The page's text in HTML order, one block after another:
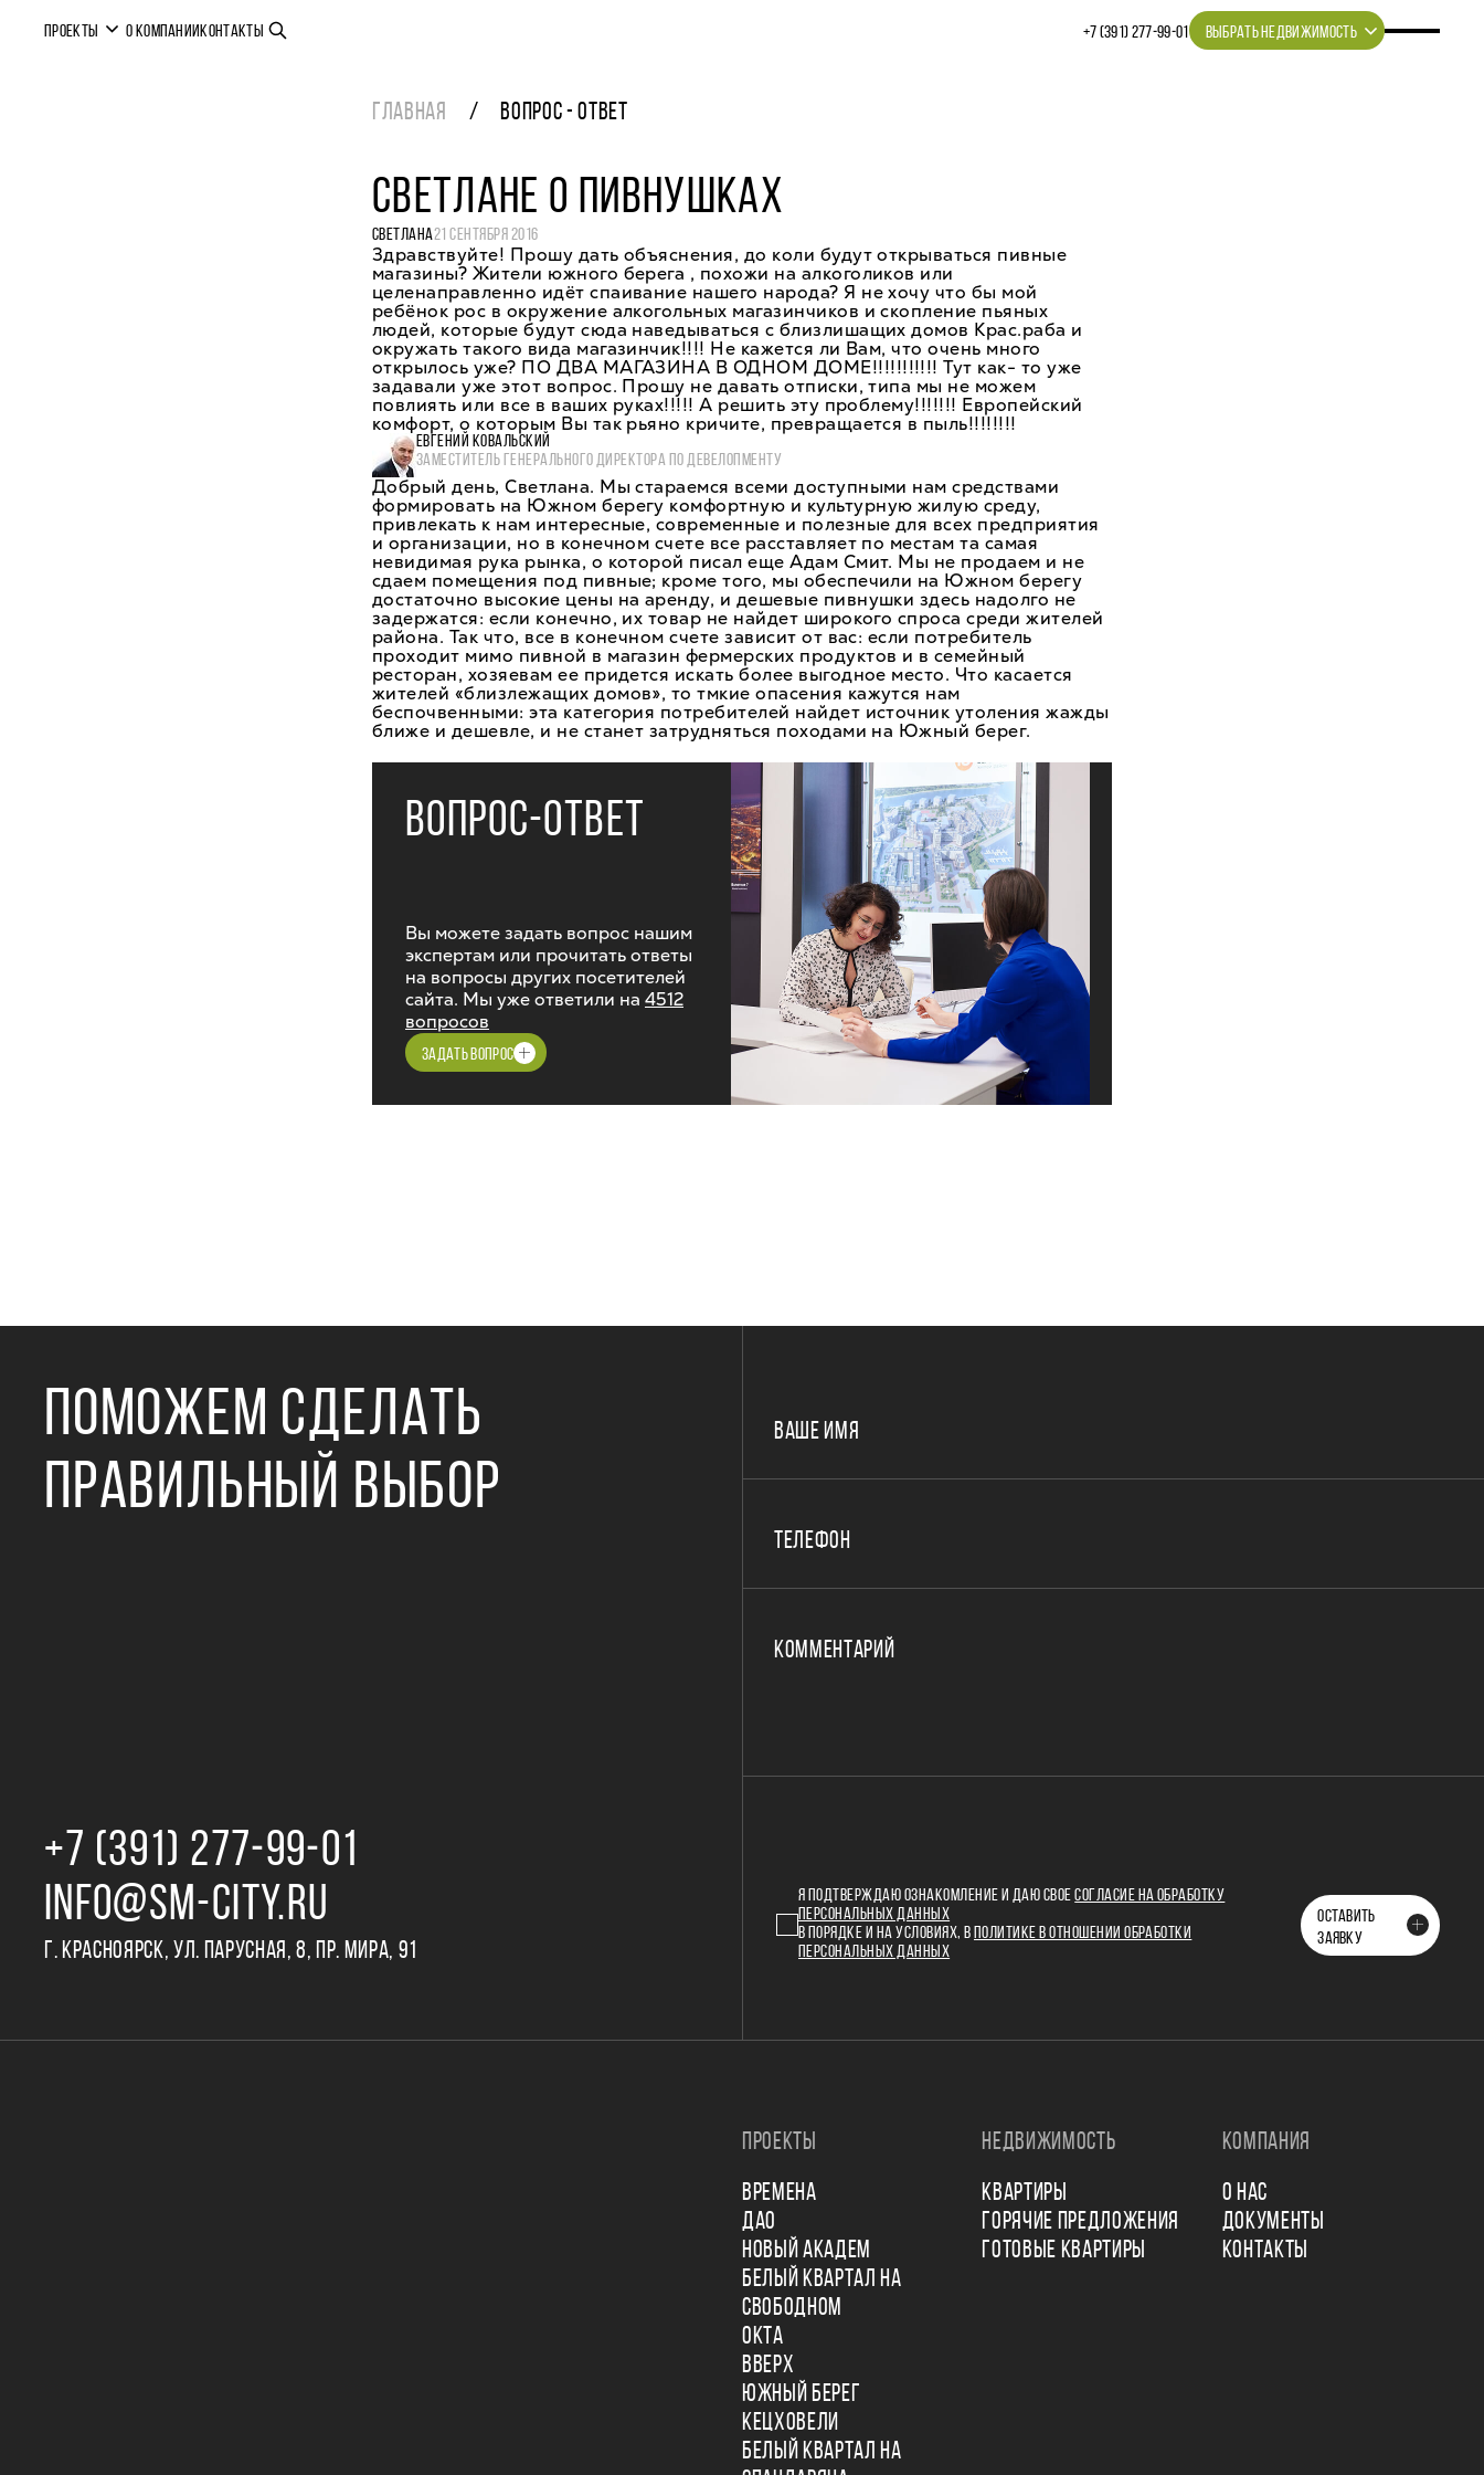
ПРОЕКТЫ О КОМПАНИИКОНТАКТЫ +7 (391) 277‒99‒01 ВЫБРАТЬ НЕДВИЖИМОСТЬ
ГЛАВНАЯ ВОПРОС - ОТВЕТ
СВЕТЛАНЕ О ПИВНУШКАХ
СВЕТЛАНА21 СЕНТЯБРЯ 2016
Здравствуйте! Прошу дать объяснения, до коли будут открываться пивные
магазины? Жители южного берега , похожи на алкоголиков или
целенаправленно идёт спаивание нашего народа? Я не хочу что бы мой
ребёнок рос в окружение алкогольных магазинчиков и скопление пьяных
людей, которые будут сюда наведываться с близлишащих домов Крас.раба и
окружать такого вида магазинчик!!!! Не кажется ли Вам, что очень много
открылось уже? ПО ДВА МАГАЗИНА В ОДНОМ ДОМЕ!!!!!!!!!!! Тут как- то уже
задавали уже этот вопрос. Прошу не давать отписки, типа мы не можем
повлиять или все в ваших руках!!!!! А решить эту проблему!!!!!!! Европейский
комфорт, о которым Вы так рьяно кричите, превращается в пыль!!!!!!!!
ЕВГЕНИЙ КОВАЛЬСКИЙ
ЗАМЕСТИТЕЛЬ ГЕНЕРАЛЬНОГО ДИРЕКТОРА ПО ДЕВЕЛОПМЕНТУ
Добрый день, Светлана. Мы стараемся всеми доступными нам средствами
формировать на Южном берегу комфортную и культурную жилую среду,
привлекать к нам интересные, современные и полезные для всех предприятия
и организации, но в конечном счете все расставляет по местам та самая
невидимая рука рынка, о которой писал еще Адам Смит. Мы не продаем и не
сдаем помещения под пивные; кроме того, мы обеспечили на Южном берегу
достаточно высокие цены на аренду, и дешевые пивнушки здесь надолго не
задержатся: если конечно, их товар не найдет широкого спроса среди жителей
района. Так что, все в конечном счете зависит от вас: если потребитель
проходит мимо пивной в магазин фермерских продуктов и в семейный
ресторан, хозяевам ее придется искать более выгодное место. Что касается
жителей «близлежащих домов», то тмкие опасения кажутся нам
беспочвенными: эта категория потребителей найдет источник утоления жажды
ближе и дешевле, и не станет затрудняться походами на Южный берег.
ВОПРОС-ОТВЕТ
Вы можете задать вопрос нашим
экспертам или прочитать ответы
на вопросы других посетителей
сайта. Мы уже ответили на 4512
вопросов
ЗАДАТЬ ВОПРОС
ПОМОЖЕМ СДЕЛАТЬ
ПРАВИЛЬНЫЙ ВЫБОР
+7 (391) 277‒99‒01
INFO@SM-CITY.RU
Г. КРАСНОЯРСК, УЛ. ПАРУСНАЯ, 8, ПР. МИРА, 91
ВАШЕ ИМЯ
ТЕЛЕФОН
КОММЕНТАРИЙ
Я ПОДТВЕРЖДАЮ ОЗНАКОМЛЕНИЕ И ДАЮ СВОЕСОГЛАСИЕ НА ОБРАБОТКУ
ПЕРСОНАЛЬНЫХ ДАННЫХ
В ПОРЯДКЕ И НА УСЛОВИЯХ, В
ПОЛИТИКЕ В ОТНОШЕНИИ ОБРАБОТКИ
ПЕРСОНАЛЬНЫХ ДАННЫХ
ОСТАВИТЬ
ЗАЯВКУ
ПРОЕКТЫ
ВРЕМЕНА
ДАО
НОВЫЙ АКАДЕМ
БЕЛЫЙ КВАРТАЛ НА
СВОБОДНОМ
ОКТА
ВВЕРХ
ЮЖНЫЙ БЕРЕГ
КЕЦХОВЕЛИ
БЕЛЫЙ КВАРТАЛ НА
НЕДВИЖИМОСТЬ
КВАРТИРЫ
ГОРЯЧИЕ ПРЕДЛОЖЕНИЯ
ГОТОВЫЕ КВАРТИРЫ
КОМПАНИЯ
О НАС
ДОКУМЕНТЫ
КОНТАКТЫ